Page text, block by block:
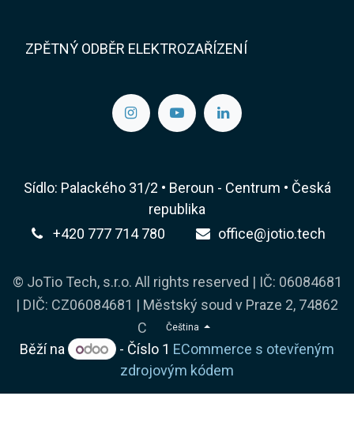
ZPĚTNÝ ODBĚR ELEKTROZAŘÍZENÍ
Sídlo: Palackého 31/2 • Beroun - Centrum • Česká
republika
+420 777 714 780
office@jotio.tech
© JoTio Tech, s.r.o. All rights reserved | IČ: 06084681
| DIČ: CZ06084681 | Městský soud v Praze 2, 74862
C
Čeština
Běží na - Číslo 1 ECommerce s otevřeným
zdrojovým kódem